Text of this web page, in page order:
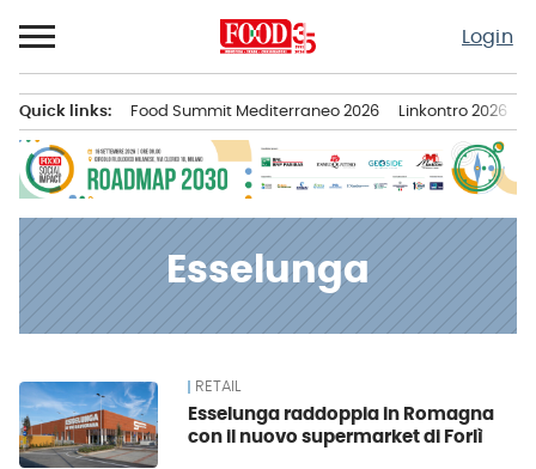
al
contenuto
Login
principale
Quick links: Food Summit Mediterraneo 2026 Linkontro 2026
Esselunga
News RETAIL
Esselunga raddoppia in Romagna
con il nuovo supermarket di Forlì